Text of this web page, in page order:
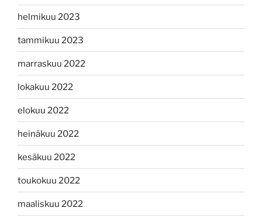
helmikuu 2023
tammikuu 2023
marraskuu 2022
lokakuu 2022
elokuu 2022
heinäkuu 2022
kesäkuu 2022
toukokuu 2022
maaliskuu 2022